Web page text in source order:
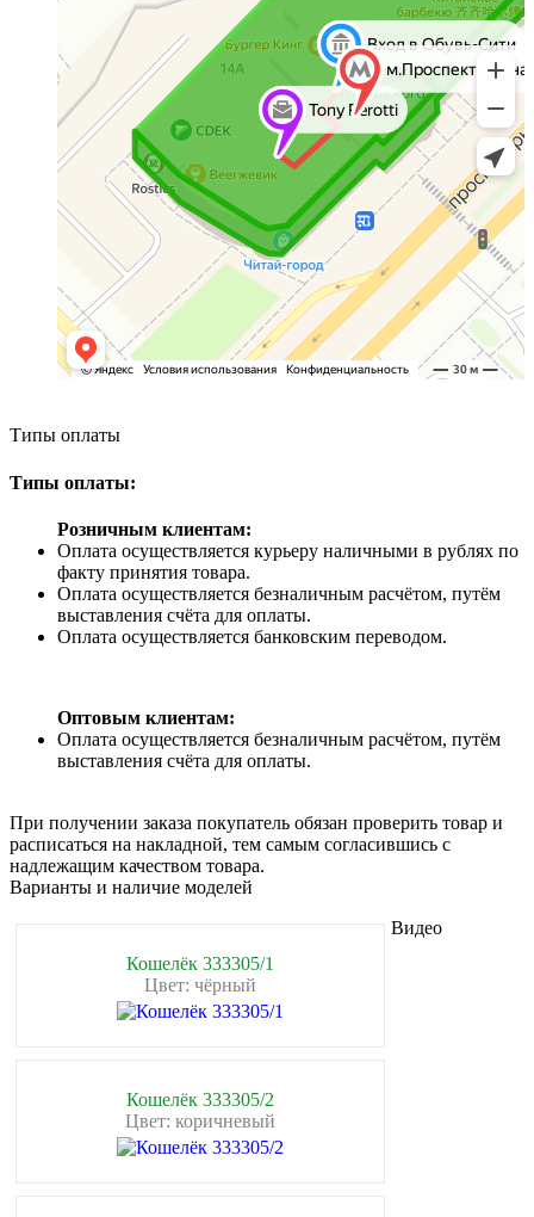
Типы оплаты
Типы оплаты:
Розничным клиентам:
Оплата осуществляется курьеру наличными в рублях по
факту принятия товара.
Оплата осуществляется безналичным расчётом, путём
выставления счёта для оплаты.
Оплата осуществляется банковским переводом.
Оптовым клиентам:
Оплата осуществляется безналичным расчётом, путём
выставления счёта для оплаты.
При получении заказа покупатель обязан проверить товар и
расписаться на накладной, тем самым согласившись с
надлежащим качеством товара.
Варианты и наличие моделей
Кошелёк 333305/1
Цвет: чёрный
Кошелёк 333305/2
Цвет: коричневый
Видео